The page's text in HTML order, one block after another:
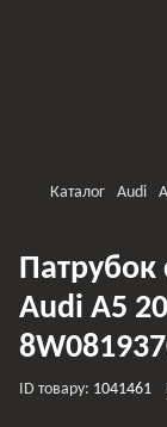
Каталог Audi
Audi A5
ID товару: 1041461